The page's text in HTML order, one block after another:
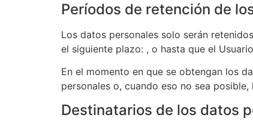
Períodos de retención de
Los datos personales solo serán
el siguiente plazo: , o hasta que el
En el momento en que se obtengan los
personales o, cuando eso no sea
Destinatarios de los datos